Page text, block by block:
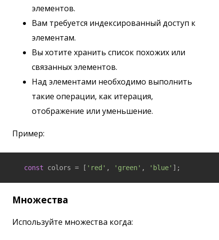
элементов.
Вам требуется индексированный доступ к
элементам.
Вы хотите хранить список похожих или
связанных элементов.
Над элементами необходимо выполнить
такие операции, как итерация,
отображение или уменьшение.
Пример:
const colors = [ 'red' , 'green' , 'blue' ];
Множества
Используйте множества когда: